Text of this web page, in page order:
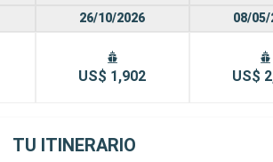
26/10/2026
US$ 1,902
08/05/
US$
TU ITINERARIO